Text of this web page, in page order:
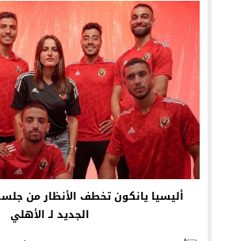
أليسيا يانكون تخطف الأنظار من
الجديد لـ الأهلي